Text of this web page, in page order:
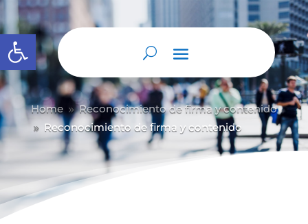
Abrir barra de herramientas
Home 9 Reconocimiento de firma y contenido
9 Reconocimiento de firma y contenido